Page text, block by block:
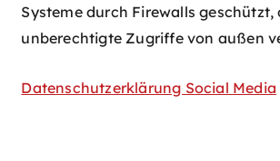
Systeme durch Firewalls geschützt,
unberechtigte Zugriffe von außen
Datenschutzerklärung Social Media